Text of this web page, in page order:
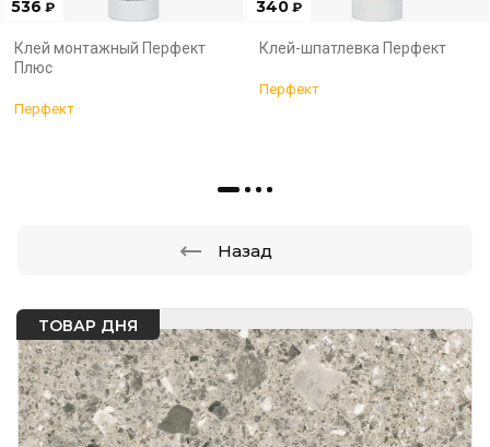
ТОВАР ДНЯ
536 ₽
Клей монтажный Перфект
Плюс
Перфект
340 ₽
Клей-шпатлевка Перфект
Перфект
Назад